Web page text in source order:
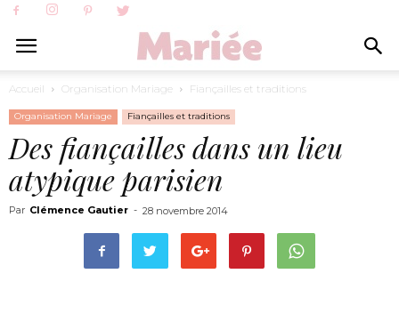
Accueil Organisation Mariage Fiançailles et traditions
Organisation Mariage Fiançailles et traditions
Des fiançailles dans un lieu
atypique parisien
Par Clémence Gautier - 28 novembre 2014